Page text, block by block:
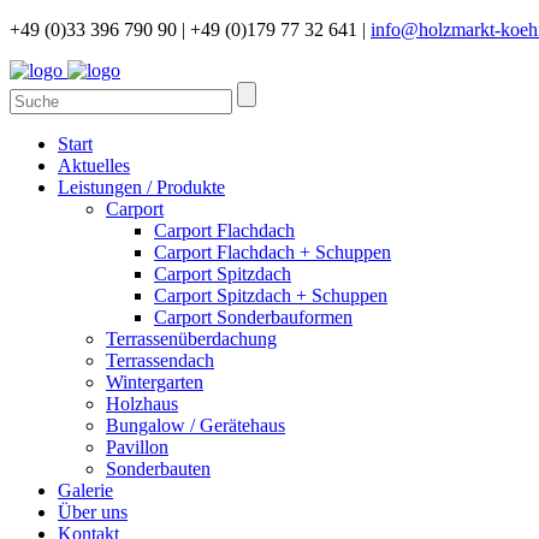
+49 (0)33 396 790 90 | +49 (0)179 77 32 641 | info@holzmarkt-
Start
Aktuelles
Leistungen / Produkte
Carport
Carport Flachdach
Carport Flachdach + Schuppen
Carport Spitzdach
Carport Spitzdach + Schuppen
Carport Sonderbauformen
Terrassenüberdachung
Terrassendach
Wintergarten
Holzhaus
Bungalow / Gerätehaus
Pavillon
Sonderbauten
Galerie
Über uns
Kontakt